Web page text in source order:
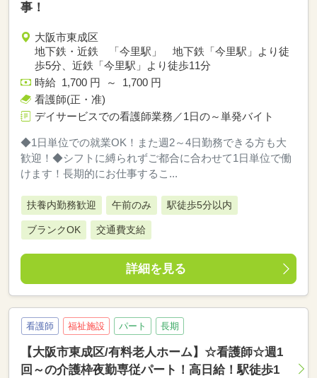
事！
大阪市東成区
地下鉄・近鉄 「今里駅」 地下鉄「今里駅」より徒
歩5分、近鉄「今里駅」より徒歩11分
時給 1,700 円 ～ 1,700 円
看護師(正・准)
デイサービスでの看護師業務／1日の～単発バイト
◆1日単位での就業OK！また週2～4日勤務できる方も大
歓迎！◆シフトに縛られずご都合に合わせて1日単位で働
けます！長期的にお仕事するこ...
扶養内勤務歓迎 午前のみ 駅徒歩5分以内
ブランクOK 交通費支給
詳細を見る
看護師 福祉施設 パート 長期
【大阪市東成区/有料老人ホーム】☆看護師☆週1
回～の介護枠夜勤専従パート！高日給！駅徒歩1